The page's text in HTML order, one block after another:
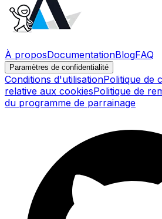
À proposDocumentationBlogFAQ
Paramètres de confidentialité
Conditions d'utilisationPolitique de
relative aux cookiesPolitique de
du programme de parrainage